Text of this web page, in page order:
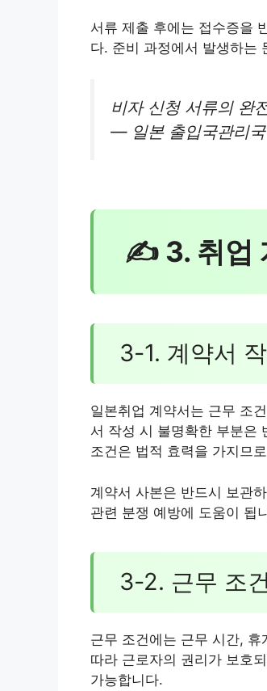
서류 제출 후에는 접수증을
다. 준비 과정에서 발생하는
비자 신청 서류의 완
— 일본 출입국관리
✍ 3. 취업
3-1. 계약서
일본취업 계약서는 근무 조
서 작성 시 불명확한 부분은
조건은 법적 효력을 가지므
계약서 사본은 반드시 보관
관련 분쟁 예방에 도움이 됩
3-2. 근무 조
근무 조건에는 근무 시간,
따라 근로자의 권리가 보호
가능합니다.